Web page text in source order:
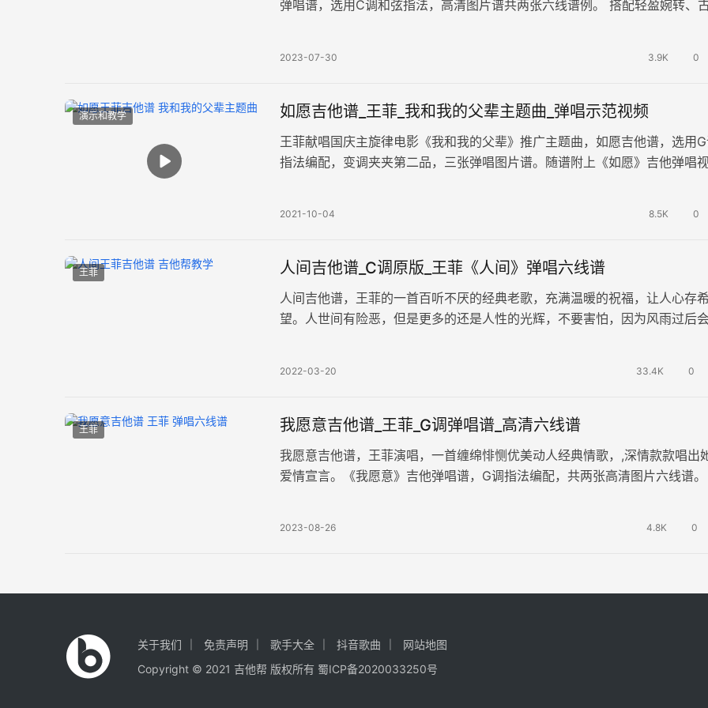
弹唱谱，选用C调和弦指法，高清图片谱共两张六线谱例。 搭配轻盈婉转、
2023-07-30 3.9K 0
演示和教学 如愿吉他谱_王菲_我和我的父辈主题曲_弹唱示范视频
王菲献唱国庆主旋律电影《我和我的父辈》推广主题曲，如愿吉他谱，选用
指法编配，变调夹夹第二品，三张弹唱图片谱。随谱附上《如愿》吉他弹唱
2021-10-04 8.5K 0
王菲 人间吉他谱_C调原版_王菲《人间》弹唱六线谱
人间吉他谱，王菲的一首百听不厌的经典老歌，充满温暖的祝福，让人心存希
望。人世间有险恶，但是更多的还是人性的光辉，不要害怕，因为风雨过后
2022-03-20 33.4K 0
王菲 我愿意吉他谱_王菲_G调弹唱谱_高清六线谱
我愿意吉他谱，王菲演唱，一首缠绵悱恻优美动人经典情歌，,深情款款唱出
爱情宣言。《我愿意》吉他弹唱谱，G调指法编配，共两张高清图片六线谱。
2023-08-26 4.8K 0
关于我们 免责声明 歌手大全 抖音歌曲
网站地图
Copyright © 2021 吉他帮 版权所有 蜀ICP备2020033250号